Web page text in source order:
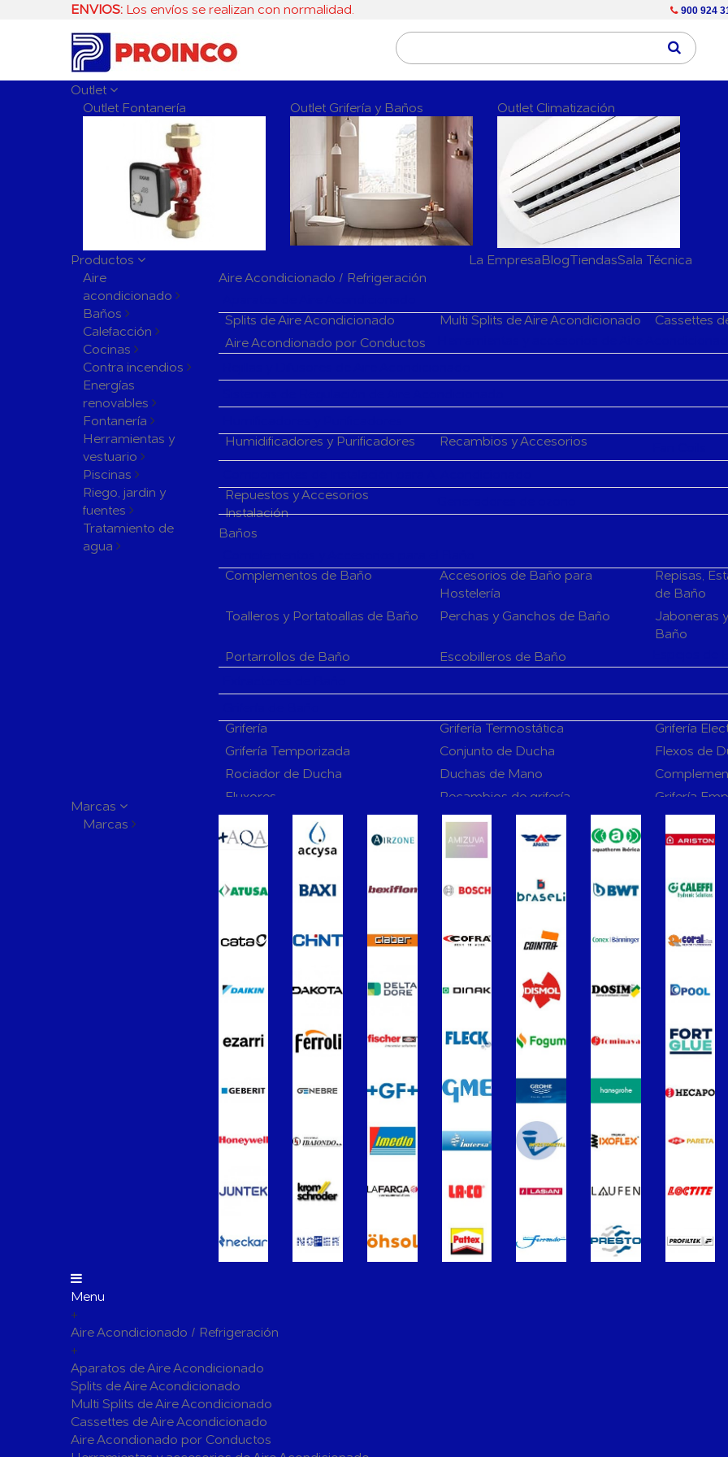
ENVIOS: Los envíos se realizan con normalidad. 900 924
Outlet
Outlet Fontanería
Outlet Grifería y Baños Outlet Climatización
Sala Técnica
Tiendas
Blog
La Empresa
Productos
Aire
acondicionado
Baños
Calefacción
Cocinas
Contra incendios
Energías
renovables
Fontanería
Herramientas y
vestuario
Piscinas
Riego, jardin y
fuentes
Tratamiento de
agua
Aire Acondicionado / Refrigeración
Splits de Aire Acondicionado
Multi Splits de Aire Acondicionado
Cassettes
Aire Acondionado por Conductos
Humidificadores y Purificadores
Recambios y Accesorios
Repuestos y Accesorios
Instalación
Baños
Complementos de Baño
Accesorios de Baño para
Hostelería
Repisas,
de Baño
Toalleros y Portatoallas de Baño
Perchas y Ganchos de Baño
Jaboneras
Baño
Portarrollos de Baño
Escobilleros de Baño
Grifería
Grifería Termostática
Grifería
Grifería Temporizada
Conjunto de Ducha
Flexos de
Rociador de Ducha
Duchas de Mano
Fluxores
Recambios de grifería
Grifería
Mamparas de Baño
Muebles de Baño
Mecanismos
Sanitarios
Lavabos
Bañeras
Urinarios
Placas de Accionamiento para
Cisternas Para Inodoros
Cisternas
Seguridad en el Baño
Wellness
Manómetros
Termometros
Tapones, purgadores y accesorios
para radiador
Soportes para Radiadores
Acumuladores e
Bombas Circuladoras / Grupos de Bombeo
Bombas Simples para ACS
Calderas Murales a Gas
Grupos Térmicos de Gasóleo
Calentadores a Gas
Depósitos de Gasóleo
Emisores Térmicos Eléctricos
Chimenea Modular de Aluminio
Evacuación de Calderas
Distribución y Colectores
Marcas
Marcas
Menu
+
Aire Acondicionado / Refrigeración
+
Aparatos de Aire Acondicionado
Splits de Aire Acondicionado
Multi Splits de Aire Acondicionado
Cassettes de Aire Acondicionado
Aire Acondionado por Conductos